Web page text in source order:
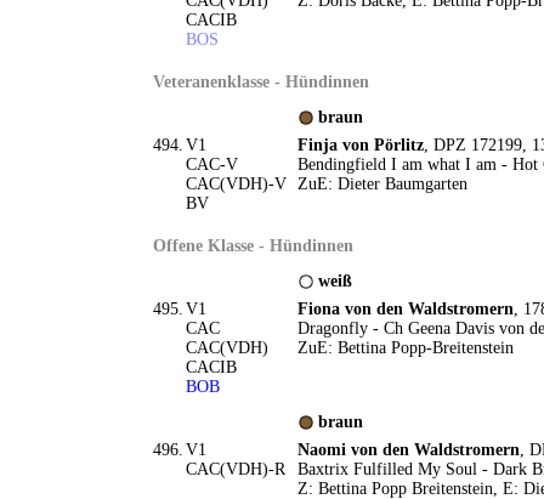
CACIB
BOS
Veteranenklasse - Hündinnen
braun
494. V1
CAC-V
CAC(VDH)-V
BV
Finja von Pörlitz, DPZ 172199,
Bendingfield I am what I am - Hot
ZuE: Dieter Baumgarten
Offene Klasse - Hündinnen
weiß
495. V1
CAC
CAC(VDH)
CACIB
BOB
Fiona von den Waldstromern,
Dragonfly - Ch Geena Davis von
ZuE: Bettina Popp-Breitenstein
braun
496. V1
CAC(VDH)-R
Naomi von den Waldstromern,
Baxtrix Fulfilled My Soul - Dark
Z: Bettina Popp Breitenstein, E: